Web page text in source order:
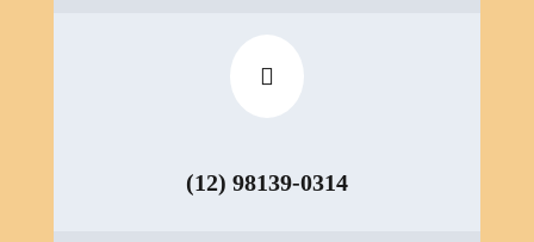

(12) 98139-0314